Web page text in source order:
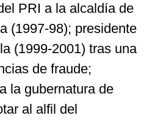
PRI a la alcaldía de
(1997-98); presidente
(1999-2001) tras una
de fraude;
la gubernatura de
al alfil del